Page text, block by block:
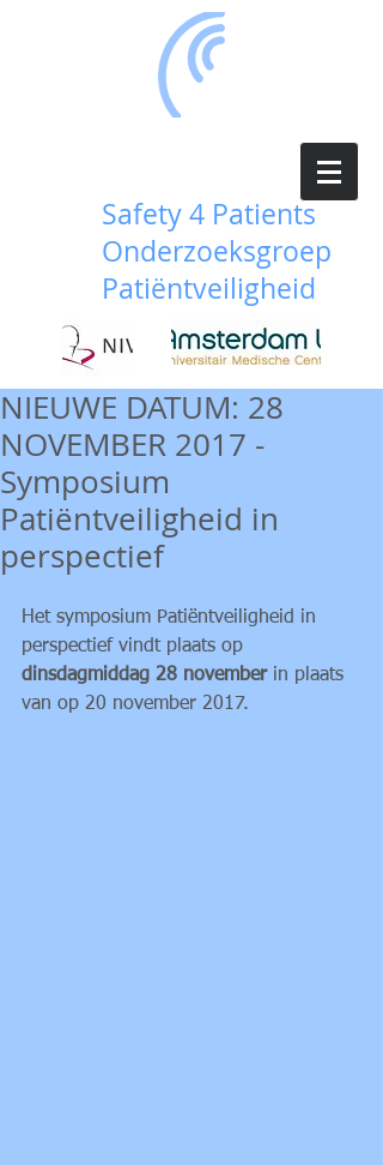
Safety 4 Patients
Onderzoeksgroep
Patiëntveiligheid
NIEUWE DATUM: 28
NOVEMBER 2017 -
Symposium
Patiëntveiligheid in
perspectief
Het symposium Patiëntveiligheid in
perspectief vindt plaats op
dinsdagmiddag 28 november in plaats
van op 20 november 2017.